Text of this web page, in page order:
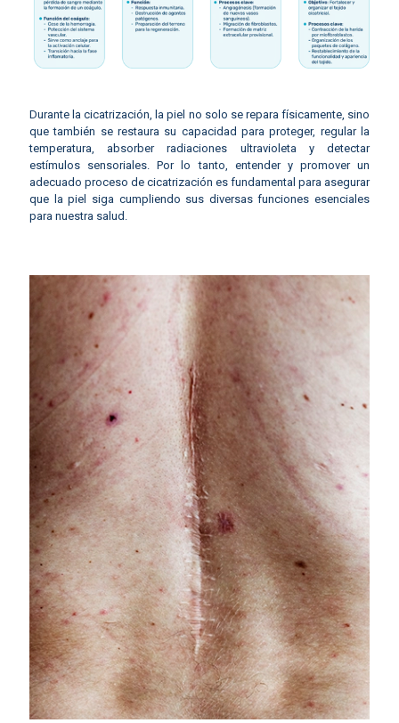
Durante la cicatrización, la piel no solo se repara físicamente, sino
que también se restaura su capacidad para proteger, regular la
temperatura, absorber radiaciones ultravioleta y detectar
estímulos sensoriales. Por lo tanto, entender y promover un
adecuado proceso de cicatrización es fundamental para asegurar
que la piel siga cumpliendo sus diversas funciones esenciales
para nuestra salud.